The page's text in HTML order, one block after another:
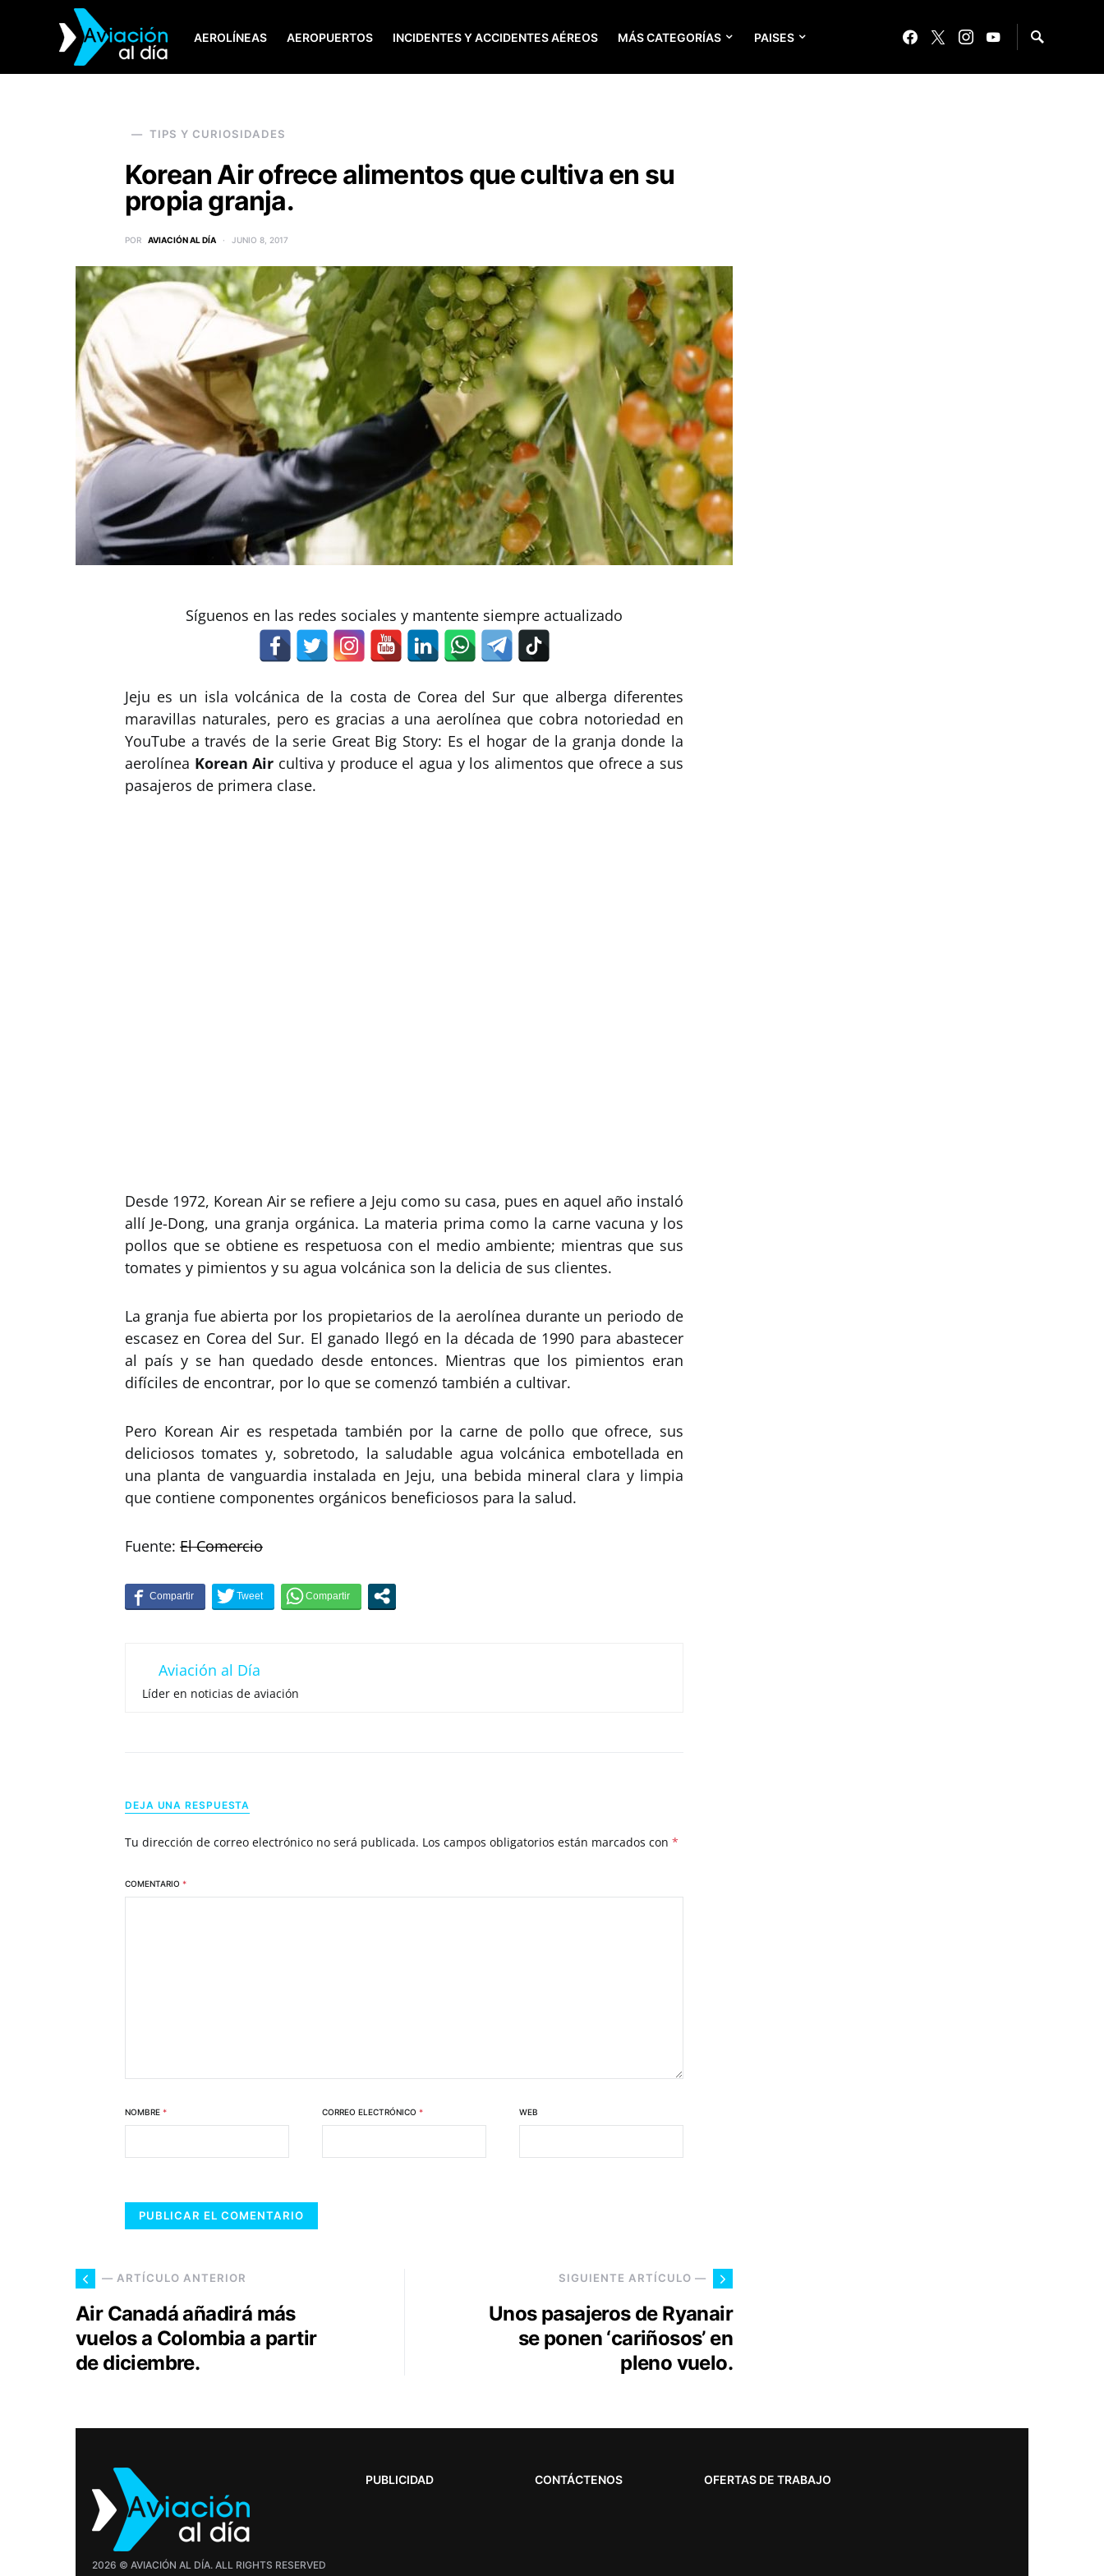
AEROLÍNEAS AEROPUERTOS INCIDENTES Y ACCIDENTES AÉREOS MÁS CATEGORÍAS PAISES
SEARCH FOR:
TIPS Y CURIOSIDADES
Korean Air ofrece alimentos que cultiva en su
propia granja.
POR AVIACIÓN AL DÍA JUNIO 8, 2017
Síguenos en las redes sociales y mantente siempre actualizado
Jeju es un isla volcánica de la costa de Corea del Sur que alberga diferentes
maravillas naturales, pero es gracias a una aerolínea que cobra notoriedad en
YouTube a través de la serie Great Big Story: Es el hogar de la granja donde la
aerolínea Korean Air cultiva y produce el agua y los alimentos que ofrece a sus
pasajeros de primera clase.
Desde 1972, Korean Air se refiere a Jeju como su casa, pues en aquel año instaló
allí Je-Dong, una granja orgánica. La materia prima como la carne vacuna y los
pollos que se obtiene es respetuosa con el medio ambiente; mientras que sus
tomates y pimientos y su agua volcánica son la delicia de sus clientes.
La granja fue abierta por los propietarios de la aerolínea durante un periodo de
escasez en Corea del Sur. El ganado llegó en la década de 1990 para abastecer
al país y se han quedado desde entonces. Mientras que los pimientos eran
difíciles de encontrar, por lo que se comenzó también a cultivar.
Pero Korean Air es respetada también por la carne de pollo que ofrece, sus
deliciosos tomates y, sobretodo, la saludable agua volcánica embotellada en
una planta de vanguardia instalada en Jeju, una bebida mineral clara y limpia
que contiene componentes orgánicos beneficiosos para la salud.
Fuente: El Comercio
Aviación al Día
Líder en noticias de aviación
DEJA UNA RESPUESTA
Tu dirección de correo electrónico no será publicada. Los campos obligatorios están marcados con *
COMENTARIO *
NOMBRE * CORREO ELECTRÓNICO * WEB
— ARTÍCULO ANTERIOR
Air Canadá añadirá más
vuelos a Colombia a partir
de diciembre.
SIGUIENTE ARTÍCULO —
Unos pasajeros de Ryanair
se ponen ‘cariñosos’ en
pleno vuelo.
2026 © AVIACIÓN AL DÍA. ALL RIGHTS RESERVED
PUBLICIDAD CONTÁCTENOS OFERTAS DE TRABAJO